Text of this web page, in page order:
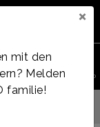
×
mit den
Melden
familie!
€35, gratis
Ihr Warenkorb